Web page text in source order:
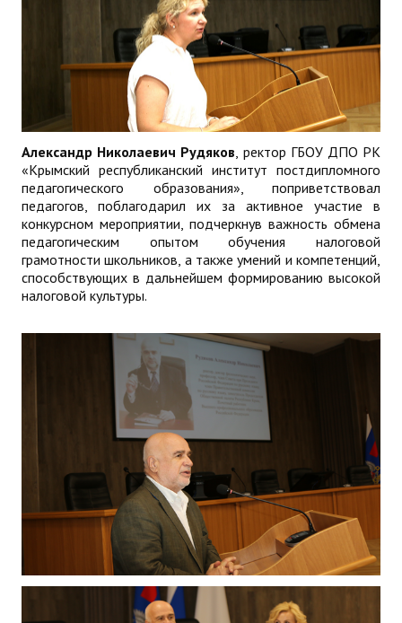
Александр Николаевич Рудяков, ректор ГБОУ ДПО РК
«Крымский республиканский институт постдипломного
педагогического образования», поприветствовал
педагогов, поблагодарил их за активное участие в
конкурсном мероприятии, подчеркнув важность обмена
педагогическим опытом обучения налоговой
грамотности школьников, а также умений и компетенций,
способствующих в дальнейшем формированию высокой
налоговой культуры.